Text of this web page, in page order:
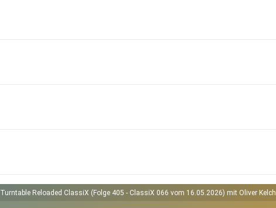
Turntable Reloaded ClassiX (Folge 405 - ClassiX 066 vom 16.05.2026) mit Oliver Kelch